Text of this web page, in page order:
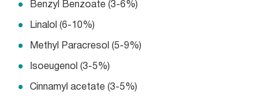
Benzyl Benzoate (3-6%)
Linalol (6-10%)
Methyl Paracresol (5-9%)
Isoeugenol (3-5%)
Cinnamyl acetate (3-5%)